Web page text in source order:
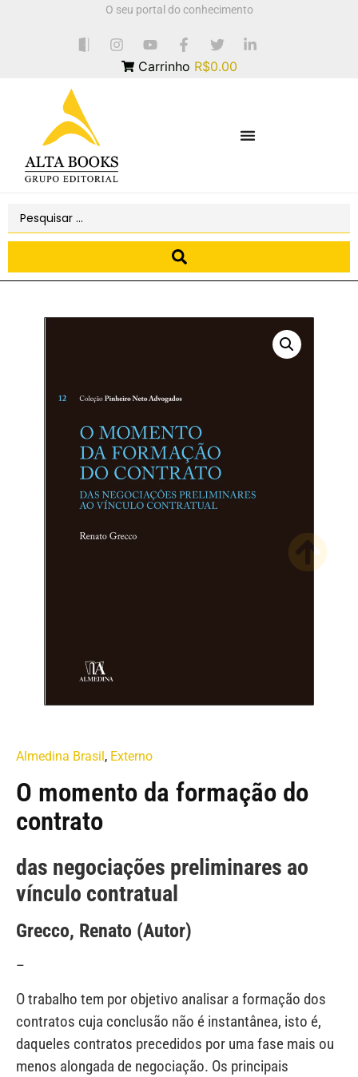
O seu portal do conhecimento
Carrinho R$0.00
Almedina Brasil, Externo
O momento da formação do
contrato
das negociações preliminares ao
vínculo contratual
Grecco, Renato (Autor)
–
O trabalho tem por objetivo analisar a formação dos
contratos cuja conclusão não é instantânea, isto é,
daqueles contratos precedidos por uma fase mais ou
menos alongada de negociação. Os principais